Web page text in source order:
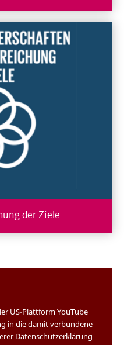
der Ziele
US-Plattform YouTube
in die damit verbundene
Datenschutzerklärung